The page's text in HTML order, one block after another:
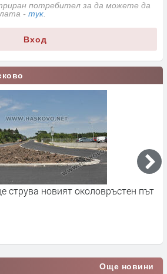
потребител за да можете да
- тук
Вход
струва новият околовръстен път
Още новини